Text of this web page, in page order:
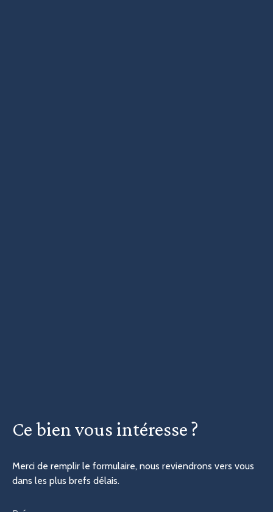
Ce bienvous intéresse ?
Merci de remplir le formulaire, nous reviendrons vers vous
dans les plus brefs délais.